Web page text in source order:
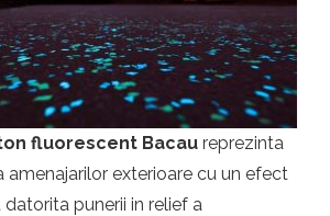
fluorescent Bacau reprezinta
amenajarilor exterioare cu un efect
punerii in relief a